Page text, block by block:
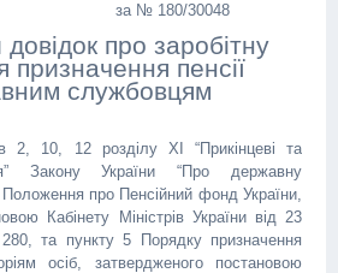
за № 180/30048
про заробітну
призначення пенсії
службовцям
2, 10, 12 розділу XI “Прикінцеві та
Закону України “Про державну
про Пенсійний фонд України,
Кабінету Міністрів України від 23
та пункту 5 Порядку призначення
осіб, затвердженого постановою